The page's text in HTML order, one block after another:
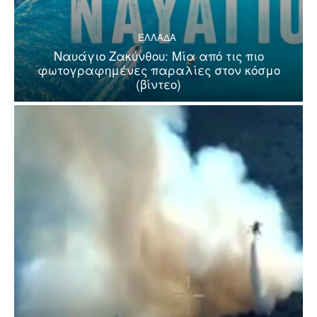
ΕΛΛΑΔΑ
Ναυάγιο Ζακύνθου: Μία από τις πιο
φωτογραφημένες παραλίες στον κόσμο
(βίντεο)